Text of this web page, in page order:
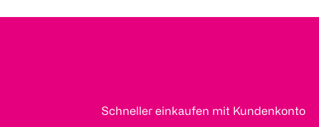
Schneller einkaufen mit Kundenkonto